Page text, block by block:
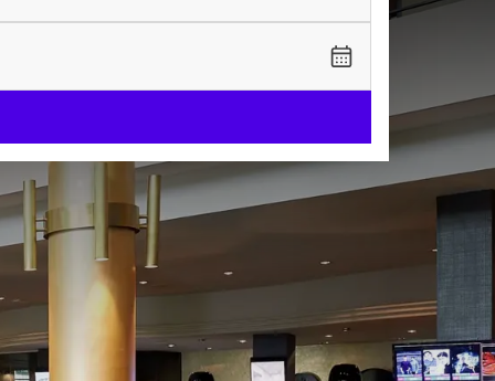
unieke hotel biedt
Het
u eenvoudig